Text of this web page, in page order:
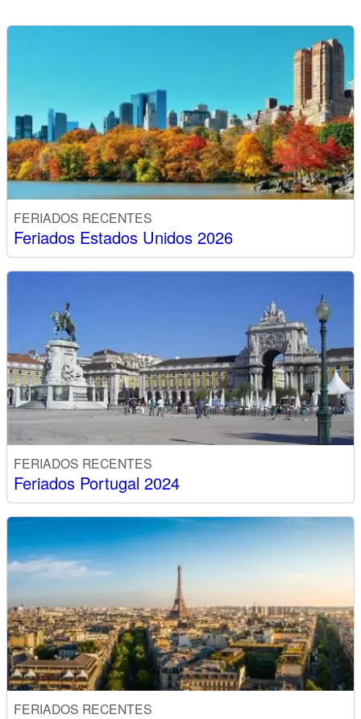
FERIADOS RECENTES
Feriados Estados Unidos 2026
FERIADOS RECENTES
Feriados Portugal 2024
FERIADOS RECENTES